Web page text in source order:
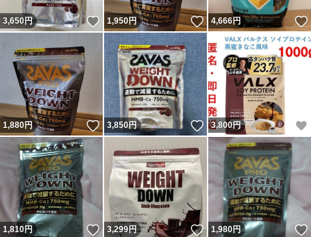
3,650円 いいね！
1,950円 いいね！
4,666円
1,880円 いいね！
3,850円 いいね！
3,800円
1,810円 いいね！
3,299円 いいね！
1,980円